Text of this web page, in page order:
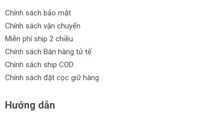
Dung tích rộng rãi và các ngăn phân chia thông minh.
Chất liệu chịu va đập và chống thấm nước.
Dễ dàng di chuyển nhờ vào thiết kế tiện lợi của tay xách.
Phù hợp để lưu trữ và di chuyển các công cụ cầm tay
Cam kết từ Thích Tự Làm:
Chính sách bảo mật
Chính sách vận chuyển
Miễn phí ship 2 chiều
Chính sách Bán hàng tử tế
Chính sách ship COD
Chính sách đặt cọc giữ hàng
Hướng dẫn